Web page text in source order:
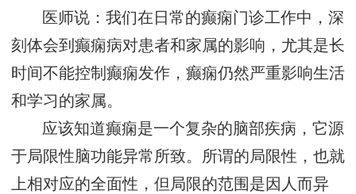
医师说：我们在日常的癫痫门诊工作中，深
刻体会到癫痫病对患者和家属的影响，尤其是长
时间不能控制癫痫发作，癫痫仍然严重影响生活
和学习的家属。
应该知道癫痫是一个复杂的脑部疾病，它源
于局限性脑功能异常所致。所谓的局限性，也就
上相对应的全面性，但局限的范围是因人而异